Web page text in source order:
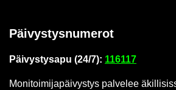
Päi­vys­tys­nu­me­rot
Päi­vys­tys­a­pu (24/7): 116117
Mo­ni­toi­mi­ja­päi­vys­tys pal­ve­lee